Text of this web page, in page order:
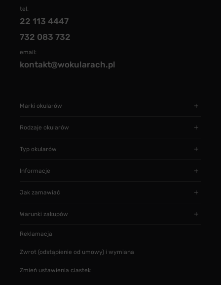
tel.
22 113 4447
732 083 732
email:
kontakt@wokularach.pl
Marki okularów
Rodzaje okularów
Typ okularów
Informacje
Jak zamawiać
Warunki zakupów
Reklamacja
Zwrot (odstąpienie od umowy) i wymiana
Zmień ustawienia ciastek